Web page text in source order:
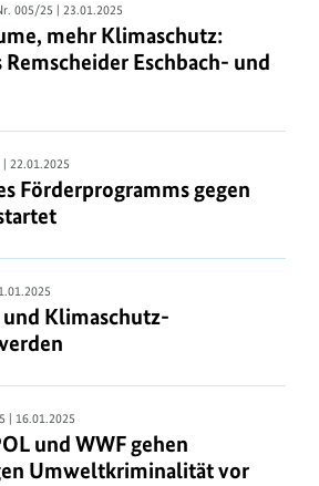
005/25 | 23.01.2025
mehr Klimaschutz:
Eschbach- und
22.01.2025
Förderprogramms gegen
Klimaschutz-
| 16.01.2025
und WWF gehen
Umweltkriminalität vor